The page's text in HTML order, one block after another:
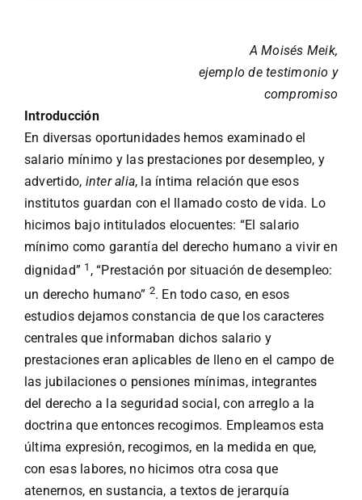
A Moisés Meik,
ejemplo de testimonio y
compromiso
Introducción
En diversas oportunidades hemos examinado el
salario mínimo y las prestaciones por desempleo, y
advertido, inter alia, la íntima relación que esos
institutos guardan con el llamado costo de vida. Lo
hicimos bajo intitulados elocuentes: “El salario
mínimo como garantía del derecho humano a vivir en
dignidad” 1 , “Prestación por situación de desempleo:
un derecho humano” 2. En todo caso, en esos
estudios dejamos constancia de que los caracteres
centrales que informaban dichos salario y
prestaciones eran aplicables de lleno en el campo de
las jubilaciones o pensiones mínimas, integrantes
del derecho a la seguridad social, con arreglo a la
doctrina que entonces recogimos. Empleamos esta
última expresión, recogimos, en la medida en que,
con esas labores, no hicimos otra cosa que
atenernos, en sustancia, a textos de jerarquía